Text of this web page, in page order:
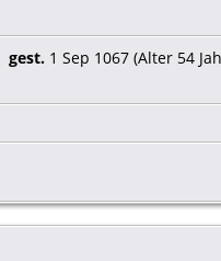
gest. 1 Sep 1067 (Alter 54